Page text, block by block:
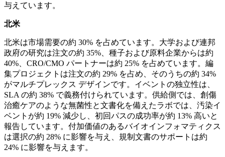
与えています。
北米
北米は市場需要の約 30% を占めています。大学および連邦
政府の研究は注文の約 35%、種子および原料企業からは約
40%、CRO/CMO パートナーは約 25% を占めています。編
集プロジェクトは注文の約 29% を占め、そのうちの約 34%
がマルチプレックス デザインです。イベントの独立性は、
SLA の約 38% で義務付けられています。供給側では、創傷
治癒ケアのような無菌性と文書化を備えたラボでは、汚染イ
ベントが約 19% 減少し、初回パスの成功率が約 13% 高いと
報告しています。付加価値のあるバイオインフォマティクス
は選択の約 28% に影響を与え、規制文書のサポートは約
24% に影響を与えます。